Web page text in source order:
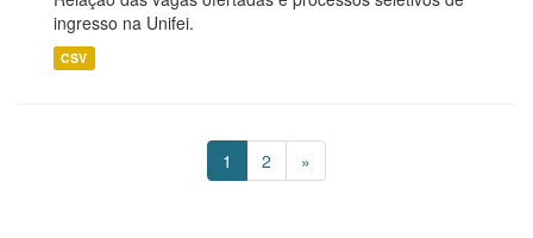
ingresso na Unifei.
CSV
1 2 »